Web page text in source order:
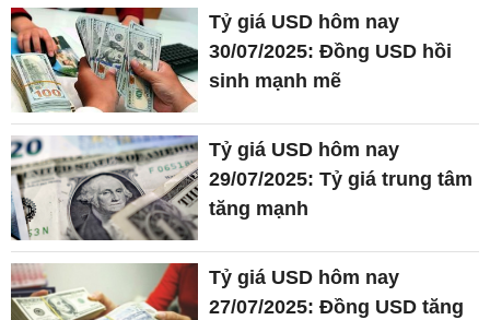
Tỷ giá USD hôm nay
30/07/2025: Đồng USD hồi
sinh mạnh mẽ
Tỷ giá USD hôm nay
29/07/2025: Tỷ giá trung tâm
tăng mạnh
Tỷ giá USD hôm nay
27/07/2025: Đồng USD tăng